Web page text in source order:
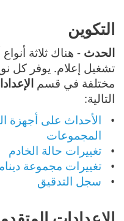
التكوين
الحدث - هناك ثلاثة
تشغيل إعلام. يوفر كل
مختلفة في قسم
التالية:
الأحداث على أجهزة
المجموعات
تغييرات حالة الخادم
تغييرات مجموعة
سجل التدقيق